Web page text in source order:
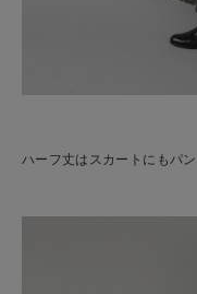
ハーフ丈はスカートにもパ